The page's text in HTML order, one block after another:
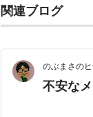
関連ブログ
のぶまさの
不安な